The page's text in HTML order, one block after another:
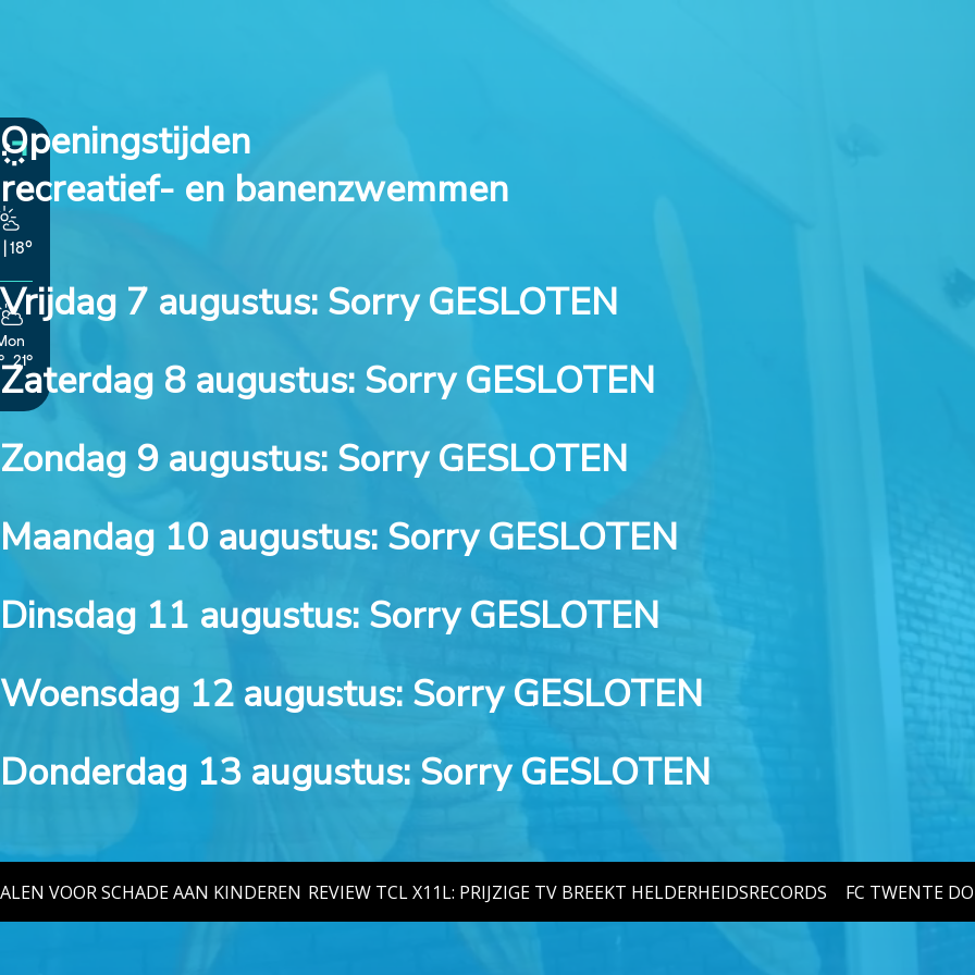
18°
21°
Openingstijden
recreatief- en banenzwemmen
Vrijdag 7 augustus: Sorry GESLOTEN
Zaterdag 8 augustus: Sorry GESLOTEN
Zondag 9 augustus: Sorry GESLOTEN
Maandag 10 augustus: Sorry GESLOTEN
Dinsdag 11 augustus: Sorry GESLOTEN
Woensdag 12 augustus: Sorry GESLOTEN
Donderdag 13 augustus: Sorry GESLOTEN